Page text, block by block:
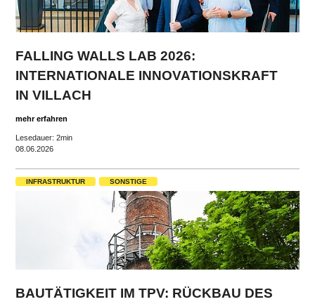
FALLING WALLS LAB 2026:
INTERNATIONALE INNOVATIONSKRAFT
IN VILLACH
mehr erfahren
Lesedauer: 2min
08.06.2026
INFRASTRUKTUR SONSTIGE
BAUTÄTIGKEIT IM TPV: RÜCKBAU DES